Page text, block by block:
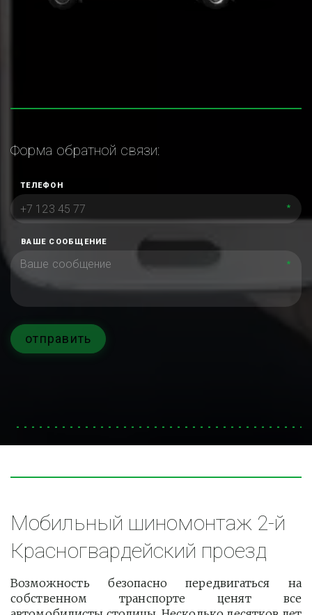
Форма обратной связи:
ТЕЛЕФОН
*
ВАШЕ СООБЩЕНИЕ
*
отправить
Мобильный шиномонтаж 2-й
Красногвардейский проезд
Возможность безопасно передвигаться на
собственном транспорте ценят все